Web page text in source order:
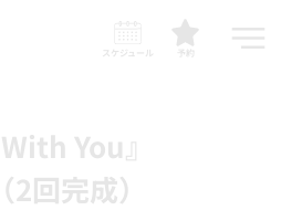
予約
スケジュール
You』
回完成）